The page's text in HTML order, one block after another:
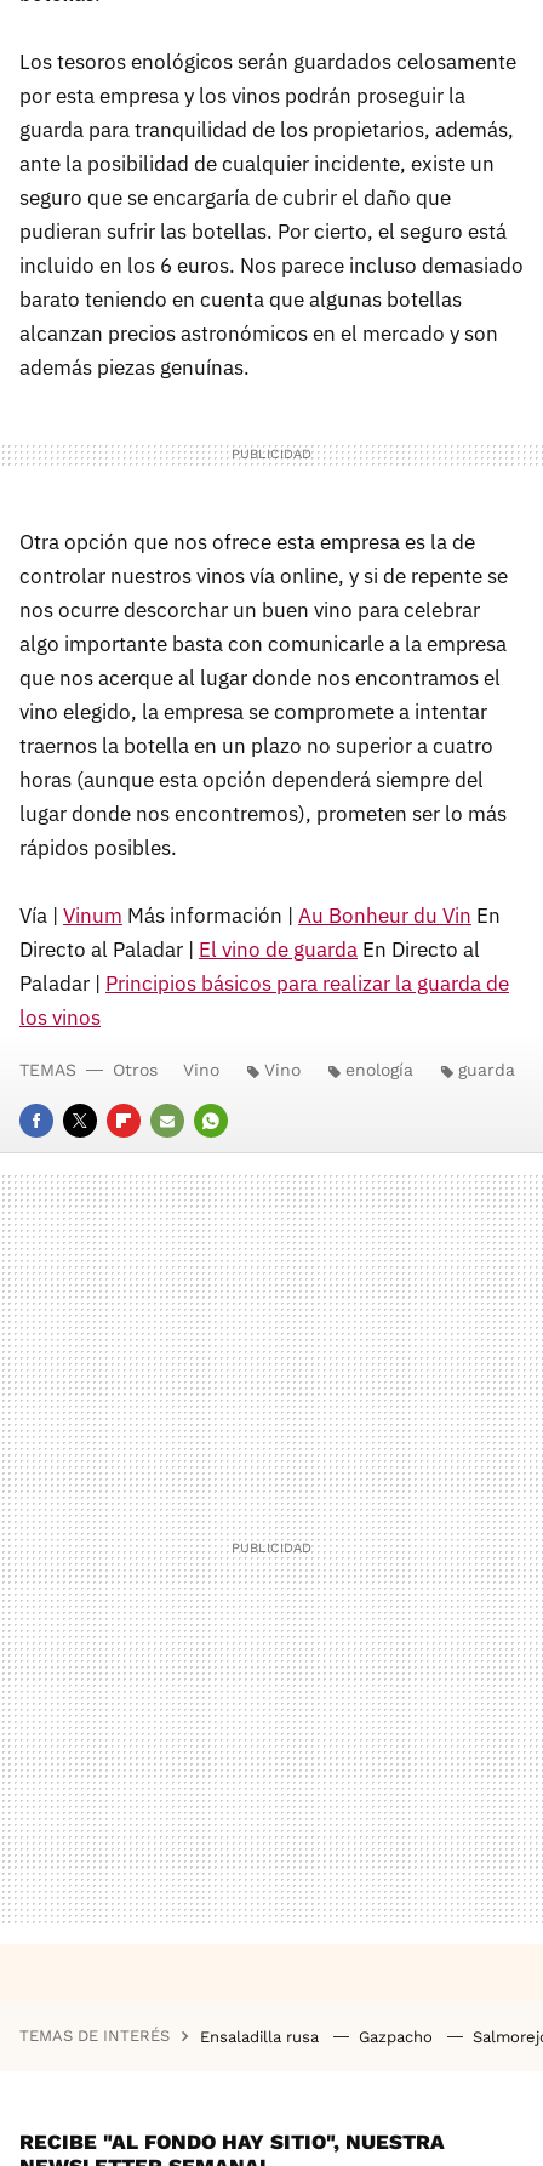
Los tesoros enológicos serán guardados celosamente
por esta empresa y los vinos podrán proseguir la
guarda para tranquilidad de los propietarios, además,
ante la posibilidad de cualquier incidente, existe un
seguro que se encargaría de cubrir el daño que
pudieran sufrir las botellas. Por cierto, el seguro está
incluido en los 6 euros. Nos parece incluso demasiado
barato teniendo en cuenta que algunas botellas
alcanzan precios astronómicos en el mercado y son
además piezas genuínas.
Otra opción que nos ofrece esta empresa es la de
controlar nuestros vinos vía online, y si de repente se
nos ocurre descorchar un buen vino para celebrar
algo importante basta con comunicarle a la empresa
que nos acerque al lugar donde nos encontramos el
vino elegido, la empresa se compromete a intentar
traernos la botella en un plazo no superior a cuatro
horas (aunque esta opción dependerá siempre del
lugar donde nos encontremos), prometen ser lo más
rápidos posibles.
Vía | Vinum Más información | Au Bonheur du Vin En
Directo al Paladar | El vino de guarda En Directo al
Paladar | Principios básicos para realizar la guarda de
los vinos
FACEBOOK
TWITTERFLIPBOARD
E-
MAIL
WHATSAPP
TEMAS Otros Vino Vino enología guarda
TEMAS DE INTERÉS Ensaladilla rusa Gazpacho
RECIBE "AL FONDO HAY SITIO", NUESTRA